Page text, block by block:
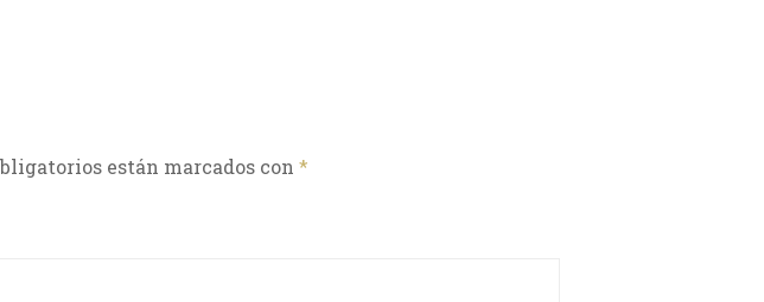
están marcados con *